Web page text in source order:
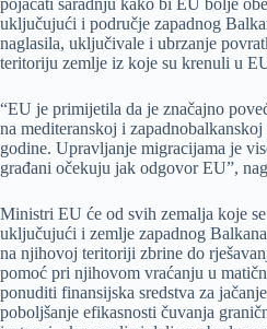
pojačati saradnju kako bi EU bolje
uključujući i područje zapadnog
naglasila, uključivale i ubrzanje
teritoriju zemlje iz koje su krenuli u
“EU je primijetila da je značajno
na mediteranskoj i
godine. Upravljanje migracijama je
građani očekuju jak odgovor EU”,
Ministri EU će od svih zemalja koje
uključujući i zemlje zapadnog
na njihovoj teritoriji zbrine do
pomoć pri njihovom vraćanju u
ponuditi finansijska sredstva za
poboljšanje efikasnosti čuvanja